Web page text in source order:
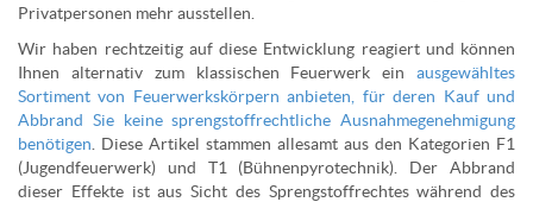
Privatpersonen mehr ausstellen.
Wir haben rechtzeitig auf diese Entwicklung reagiert und können
Ihnen alternativ zum klassischen Feuerwerk ein ausgewähltes
Sortiment von Feuerwerkskörpern anbieten, für deren Kauf und
Abbrand Sie keine sprengstoffrechtliche Ausnahmegenehmigung
benötigen . Diese Artikel stammen allesamt aus den Kategorien F1
(Jugendfeuerwerk) und T1 (Bühnenpyrotechnik). Der Abbrand
dieser Effekte ist aus Sicht des Sprengstoffrechtes während des